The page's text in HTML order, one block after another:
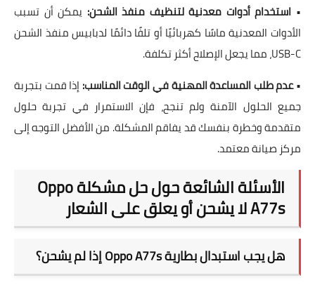
• استخدام أدوات معدنية لتنظيف منفذ الشحن: يمكن أن تسبب
الأدوات المعدنية ماسًا كهربائيًا أو تلفًا دائمًا لدبابيسمنفذ الشحن
USB-C، مما يجعل الإصلاح أكثر تكلفة.
•عدم طلب المساعدة المهنية في الوقت المناسب: إذا قمت بتجربة
جميع الحلول الآمنة ولم تنجح، فإن الاستمرار في تجربة حلول
متقدمة وخطرة بنفسك قد يفاقم المشكلة. من الأفضل التوجه إلى
مركز صيانة معتمد.
الأسئلة الشائعة حول حل مشكلة Oppo
A77s لا يشحن أو يعلق على الشعار
هل يجب استبدال بطارية Oppo A77s إذا لم يشحن؟